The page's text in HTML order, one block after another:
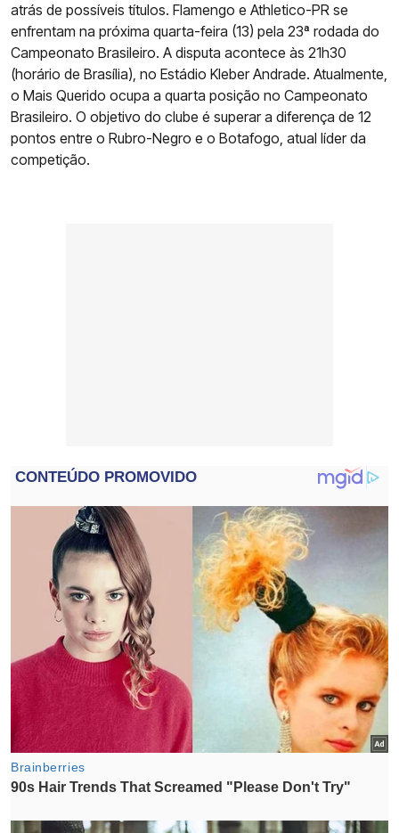
atrás de possíveis títulos. Flamengo e Athletico-PR se
enfrentam na próxima quarta-feira (13) pela 23ª rodada do
Campeonato Brasileiro. A disputa acontece às 21h30
(horário de Brasília), no Estádio Kleber Andrade. Atualmente,
o Mais Querido ocupa a quarta posição no Campeonato
Brasileiro. O objetivo do clube é superar a diferença de 12
pontos entre o Rubro-Negro e o Botafogo, atual líder da
competição.